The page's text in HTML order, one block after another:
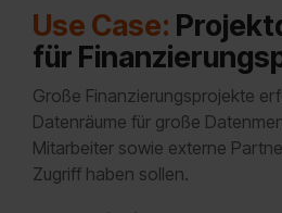
Use Case:
für
Große Finanzierungsprojekte
Datenräume für große
Mitarbeiter sowie externe
Zugriff haben sollen.